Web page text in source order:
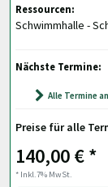
Ressourcen:
Schwimmhalle -
Nächste Termine:
Alle Termine
Preise für alle
140,00 € *
* Inkl.7% MwSt.